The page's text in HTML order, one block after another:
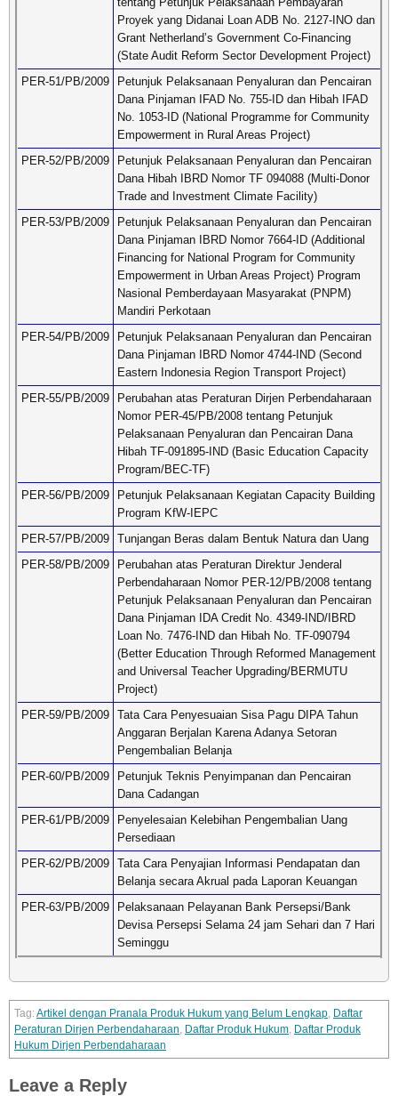
Proyek yang Didanai Loan ADB No. 2127-INO dan
Grant Netherland’s Government Co-Financing
(State Audit Reform Sector Development Project)
PER-51/PB/2009
Petunjuk Pelaksanaan Penyaluran dan Pencairan
Dana Pinjaman IFAD No. 755-ID dan Hibah IFAD
No. 1053-ID (National Programme for Community
Empowerment in Rural Areas Project)
PER-52/PB/2009
Petunjuk Pelaksanaan Penyaluran dan Pencairan
Dana Hibah IBRD Nomor TF 094088 (Multi-Donor
Trade and Investment Climate Facility)
PER-53/PB/2009
Petunjuk Pelaksanaan Penyaluran dan Pencairan
Dana Pinjaman IBRD Nomor 7664-ID (Additional
Financing for National Program for Community
Empowerment in Urban Areas Project) Program
Nasional Pemberdayaan Masyarakat (PNPM)
Mandiri Perkotaan
PER-54/PB/2009
Petunjuk Pelaksanaan Penyaluran dan Pencairan
Dana Pinjaman IBRD Nomor 4744-IND (Second
Eastern Indonesia Region Transport Project)
PER-55/PB/2009
Perubahan atas Peraturan Dirjen Perbendaharaan
Nomor PER-45/PB/2008 tentang Petunjuk
Pelaksanaan Penyaluran dan Pencairan Dana
Hibah TF-091895-IND (Basic Education Capacity
Program/BEC-TF)
PER-56/PB/2009
Petunjuk Pelaksanaan Kegiatan Capacity Building
Program KfW-IEPC
PER-57/PB/2009 Tunjangan Beras dalam Bentuk Natura dan Uang
PER-58/PB/2009
Perubahan atas Peraturan Direktur Jenderal
Perbendaharaan Nomor PER-12/PB/2008 tentang
Petunjuk Pelaksanaan Penyaluran dan Pencairan
Dana Pinjaman IDA Credit No. 4349-IND/IBRD
Loan No. 7476-IND dan Hibah No. TF-090794
(Better Education Through Reformed Management
and Universal Teacher Upgrading/BERMUTU
Project)
PER-59/PB/2009 Tata Cara Penyesuaian Sisa Pagu DIPA Tahun
Anggaran Berjalan Karena Adanya Setoran
Pengembalian Belanja
PER-60/PB/2009
Petunjuk Teknis Penyimpanan dan Pencairan
Dana Cadangan
PER-61/PB/2009
Penyelesaian Kelebihan Pengembalian Uang
Persediaan
PER-62/PB/2009 Tata Cara Penyajian Informasi Pendapatan dan
Belanja secara Akrual pada Laporan Keuangan
PER-63/PB/2009
Pelaksanaan Pelayanan Bank Persepsi/Bank
Devisa Persepsi Selama 24 jam Sehari dan 7 Hari
Seminggu
Artikel dengan Pranala Produk Hukum yang Belum Lengkap, Daftar
Peraturan Dirjen Perbendaharaan, Daftar Produk Hukum, Daftar Produk
Hukum Dirjen Perbendaharaan
Leave a Reply